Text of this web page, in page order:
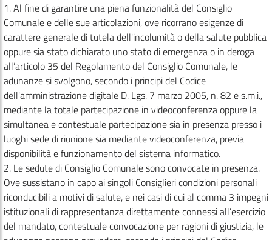
1. Al fine di garantire una piena funzionalità del Consiglio
Comunale e delle sue articolazioni, ove ricorrano esigenze di
carattere generale di tutela dell'incolumità o della salute pubblica
oppure sia stato dichiarato uno stato di emergenza o in deroga
all’articolo 35 del Regolamento del Consiglio Comunale, le
adunanze si svolgono, secondo i principi del Codice
dell'amministrazione digitale D. Lgs. 7 marzo 2005, n. 82 e s.m.i.,
mediante la totale partecipazione in videoconferenza oppure la
simultanea e contestuale partecipazione sia in presenza presso i
luoghi sede di riunione sia mediante videoconferenza, previa
disponibilità e funzionamento del sistema informatico.
2. Le sedute di Consiglio Comunale sono convocate in presenza.
Ove sussistano in capo ai singoli Consiglieri condizioni personali
riconducibili a motivi di salute, e nei casi di cui al comma 3 impegni
istituzionali di rappresentanza direttamente connessi all’esercizio
del mandato, contestuale convocazione per ragioni di giustizia, le